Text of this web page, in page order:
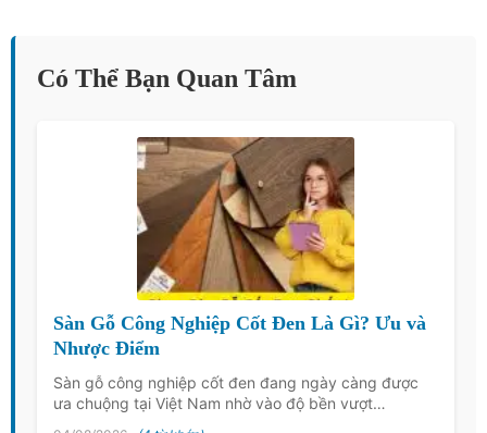
Có Thể Bạn Quan Tâm
Sàn Gỗ Công Nghiệp Cốt Đen Là Gì? Ưu và
Nhược Điểm
Sàn gỗ công nghiệp cốt đen đang ngày càng được
ưa chuộng tại Việt Nam nhờ vào độ bền vượt…